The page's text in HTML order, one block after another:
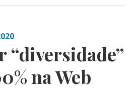
“diversidade”
na Web